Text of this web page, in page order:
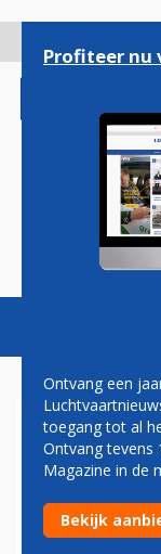
gaan
Magazine
EL AL
Profiteer nu
Ontvang een
toegang tot al
Ontvang tevens
Magazine in de
Bekijk